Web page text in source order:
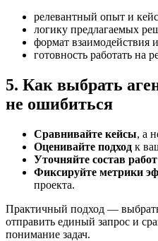
релевантный опыт и
логику предлагаемых
формат взаимодействия
готовность работать на
5. Как выбрать
не ошибиться
Сравнивайте кейсы, а
Оценивайте подход к
Уточняйте состав работ
Фиксируйте метрики
проекта.
Практичный подход — выбрать
отправить единый запрос и
понимание задач.